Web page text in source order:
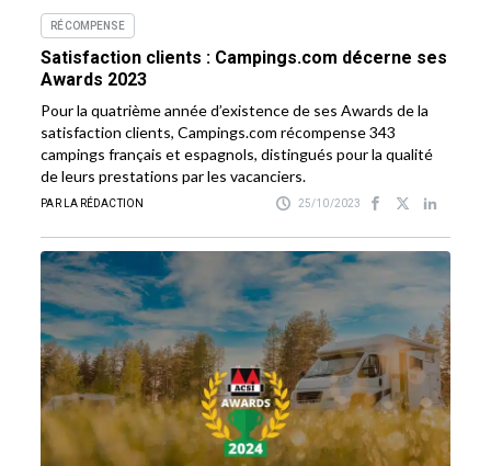
RÉCOMPENSE
Satisfaction clients : Campings.com décerne ses
Awards 2023
Pour la quatrième année d’existence de ses Awards de la
satisfaction clients, Campings.com récompense 343
campings français et espagnols, distingués pour la qualité
de leurs prestations par les vacanciers.
PAR LA RÉDACTION 25/10/2023